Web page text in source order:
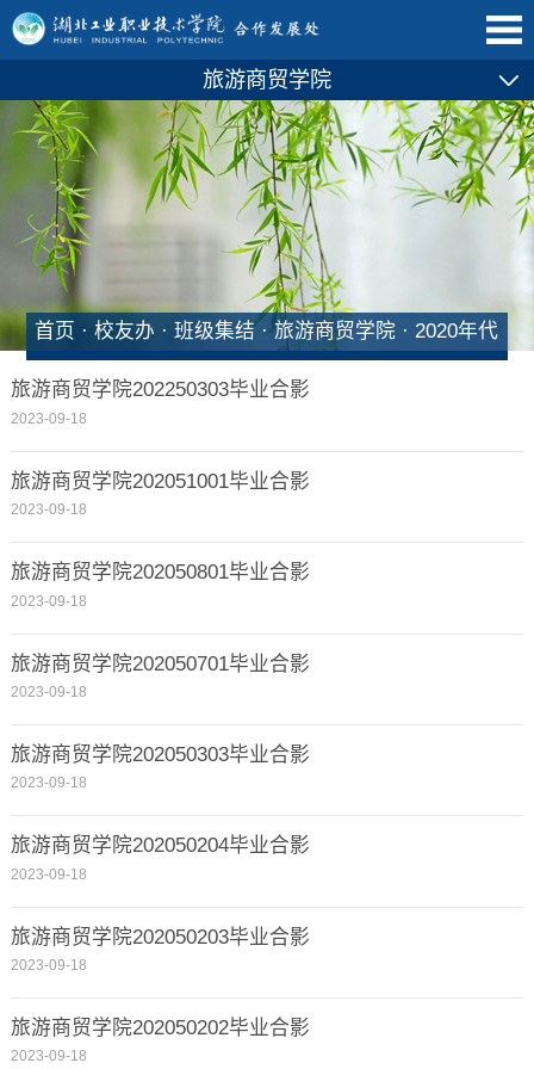
旅游商贸学院
首页 ·校友办 ·班级集结·旅游商贸学院 ·2020年代
旅游商贸学院202250303毕业合影
2023-09-18
旅游商贸学院202051001毕业合影
2023-09-18
旅游商贸学院202050801毕业合影
2023-09-18
旅游商贸学院202050701毕业合影
2023-09-18
旅游商贸学院202050303毕业合影
2023-09-18
旅游商贸学院202050204毕业合影
2023-09-18
旅游商贸学院202050203毕业合影
2023-09-18
旅游商贸学院202050202毕业合影
2023-09-18